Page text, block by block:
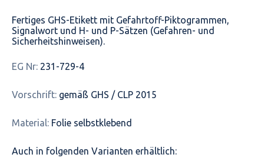
Fertiges GHS-Etikett mit Gefahrtoff-Piktogrammen,
Signalwort und H- und P-Sätzen (Gefahren- und
Sicherheitshinweisen).
EG Nr: 231-729-4
Vorschrift: gemäß GHS / CLP 2015
Material: Folie selbstklebend
Auch in folgenden Varianten erhältlich: